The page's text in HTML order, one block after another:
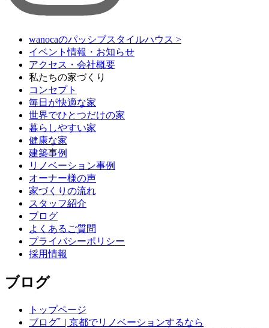
wanocaのパッシブスタイルハウス >
イベント情報・お知らせ
アクセス・会社概要
私たちの家づくり
コンセプト
毎日が快適な家
世界でひとつだけの家
暮らしやすい家
健康な家
建築事例
リノベーション事例
オーナー様の声
家づくりの流れ
スタッフ紹介
ブログ
よくあるご質問
プライバシーポリシー
採用情報
ブログ
トップページ
ブログﾞ | 京都でリノベーションするなら